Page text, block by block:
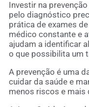
Investir na
pelo diagnóstico
prática de exames
médico constante e
ajudam a identificar
o que possibilita um
A prevenção é uma
cuidar da saúde e
menos riscos e mais